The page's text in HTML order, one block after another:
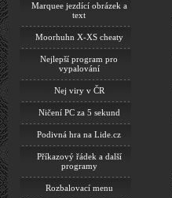
Marquee jezdící obrázek a
text
Moorhuhn X-XS cheaty
Nejlepší program pro
vypalování
Nej viry v ČR
Ničení PC za 5 sekund
Podivná hra na Lide.cz
Příkazový řádek a další
programy
Rozbalovací menu